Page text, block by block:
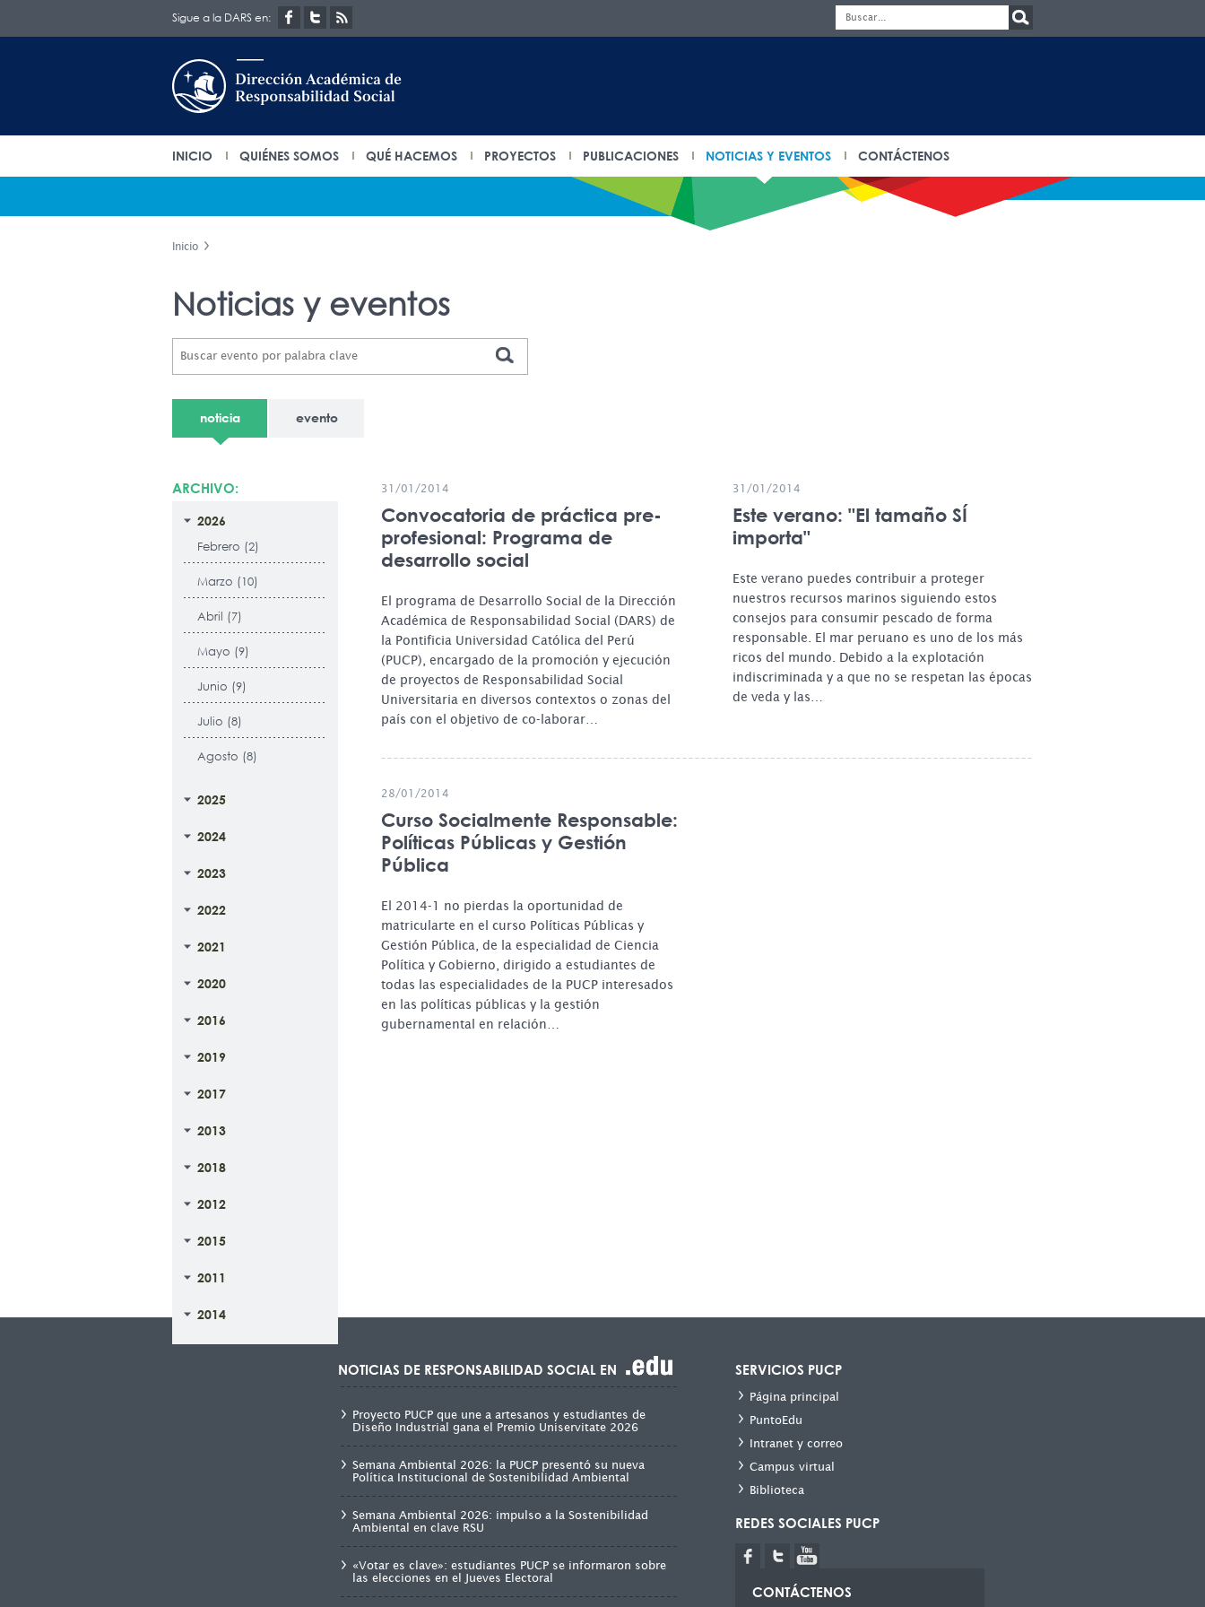
Sigue a la DARS en:
INICIO QUIÉNES SOMOS QUÉ HACEMOS PROYECTOS PUBLICACIONES NOTICIAS Y EVENTOS CONTÁCTENOS
Inicio
Noticias y eventos
noticia evento
ARCHIVO:
2026
Febrero (2)
Marzo (10)
Abril (7)
Mayo (9)
Junio (9)
Julio (8)
Agosto (8)
2025
2024
2023
2022
2021
2020
2016
2019
2017
2013
2018
2012
2015
2011
2014
31/01/2014
Convocatoria de práctica pre-
profesional: Programa de
desarrollo social
El programa de Desarrollo Social de la Dirección
Académica de Responsabilidad Social (DARS) de
la Pontificia Universidad Católica del Perú
(PUCP), encargado de la promoción y ejecución
de proyectos de Responsabilidad Social
Universitaria en diversos contextos o zonas del
país con el objetivo de co-laborar…
31/01/2014
Este verano: "El tamaño SÍ
importa"
Este verano puedes contribuir a proteger
nuestros recursos marinos siguiendo estos
consejos para consumir pescado de forma
responsable. El mar peruano es uno de los más
ricos del mundo. Debido a la explotación
indiscriminada y a que no se respetan las épocas
de veda y las…
28/01/2014
Curso Socialmente Responsable:
Políticas Públicas y Gestión
Pública
El 2014-1 no pierdas la oportunidad de
matricularte en el curso Políticas Públicas y
Gestión Pública, de la especialidad de Ciencia
Política y Gobierno, dirigido a estudiantes de
todas las especialidades de la PUCP interesados
en las políticas públicas y la gestión
gubernamental en relación…
NOTICIAS DE RESPONSABILIDAD SOCIAL EN
Proyecto PUCP que une a artesanos y estudiantes de
Diseño Industrial gana el Premio Uniservitate 2026
Semana Ambiental 2026: la PUCP presentó su nueva
Política Institucional de Sostenibilidad Ambiental
Semana Ambiental 2026: impulso a la Sostenibilidad
Ambiental en clave RSU
«Votar es clave»: estudiantes PUCP se informaron sobre
las elecciones en el Jueves Electoral
SERVICIOS PUCP
Página principal
PuntoEdu
Intranet y correo
Campus virtual
Biblioteca
REDES SOCIALES PUCP
CONTÁCTENOS